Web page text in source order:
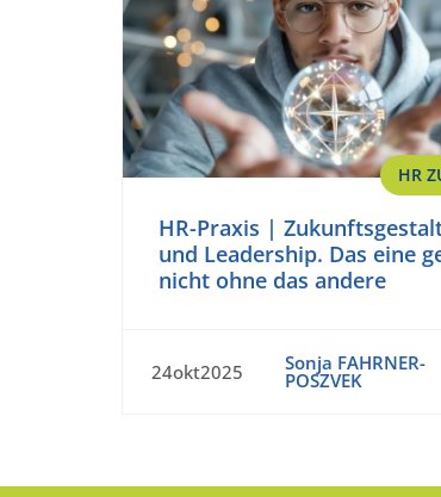
HR
HR-Praxis |
und Leadership. Das eine
nicht ohne das andere
24okt2025 Sonja FAHRNER-
POSZVEK